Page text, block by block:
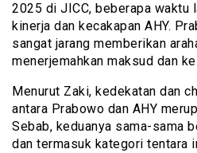
2025 di JICC, beberapa waktu
kinerja dan kecakapan AHY.
sangat jarang memberikan
menerjemahkan maksud dan
Menurut Zaki, kedekatan dan
antara Prabowo dan AHY
Sebab, keduanya sama-sama
dan termasuk kategori tentara